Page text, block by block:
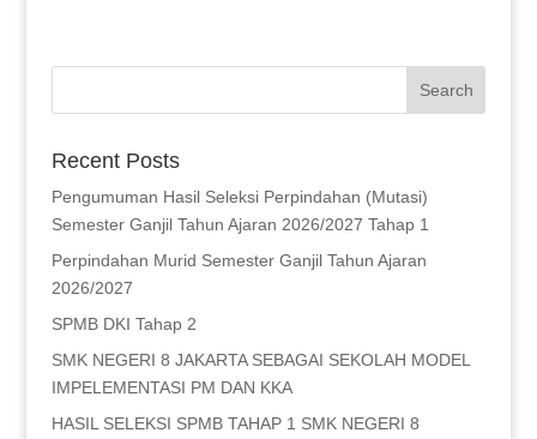
Recent Posts
Pengumuman Hasil Seleksi Perpindahan (Mutasi)
Semester Ganjil Tahun Ajaran 2026/2027 Tahap 1
Perpindahan Murid Semester Ganjil Tahun Ajaran
2026/2027
SPMB DKI Tahap 2
SMK NEGERI 8 JAKARTA SEBAGAI SEKOLAH MODEL
IMPELEMENTASI PM DAN KKA
HASIL SELEKSI SPMB TAHAP 1 SMK NEGERI 8 JAKARTA